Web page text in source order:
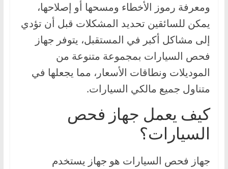
ومعرفة رموز الأخطاء ومسحها أو إصلاحها،
يمكن للسائقين تحديد المشكلات قبل أن تؤدي
إلى مشاكل أكبر في المستقبل، يتوفر جهاز
فحص السيارات بمجموعة متنوعة من
الموديلات ونطاقات الأسعار، مما يجعلها في
متناول جميع مالكي السيارات.
كيف يعمل جهاز فحص
السيارات؟
جهاز فحص السيارات هو جهاز يستخدم